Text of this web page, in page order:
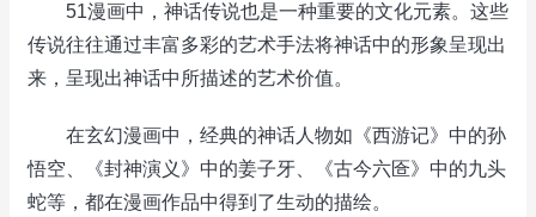
51漫画中，神话传说也是一种重要的文化元素。这些
传说往往通过丰富多彩的艺术手法将神话中的形象呈现出
来，呈现出神话中所描述的艺术价值。
在玄幻漫画中，经典的神话人物如《西游记》中的孙
悟空、《封神演义》中的姜子牙、《古今六匼》中的九头
蛇等，都在漫画作品中得到了生动的描绘。